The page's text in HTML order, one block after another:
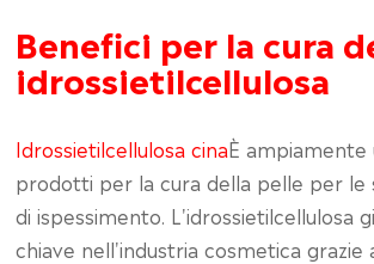
Benefici per la cura
idrossietilcellulosa
Idrossietilcellulosa cinaÈ ampiamente
prodotti per la cura della pelle per le
di ispessimento. L'idrossietilcellulosa
chiave nell'industria cosmetica grazie